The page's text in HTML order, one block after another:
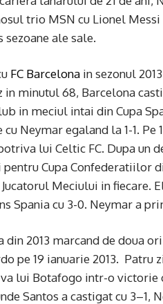
trio MSN cu Lionel Messi
sezoane ale sale.
FC Barcelona in sezonul
in minutul 68, Barcelona
in meciul intai din Cupa
Neymar egaland la 1-1. Pe
lui Celtic FC. Dupa un
Cupa Confederatiilor
Meciului in fiecare.
Spania cu 3-0. Neymar a
2013 marcand de doua
pe 19 ianuarie 2013. Patru
lui Botafogo intr-o victorie
Santos a castigat cu 3–1,